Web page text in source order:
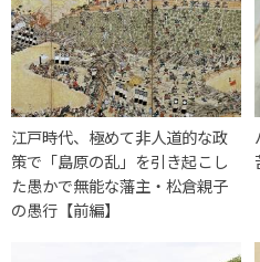
江戸時代、極めて非人道的な政
策で「島原の乱」を引き起こし
た愚かで無能な藩主・松倉親子
の愚行【前編】